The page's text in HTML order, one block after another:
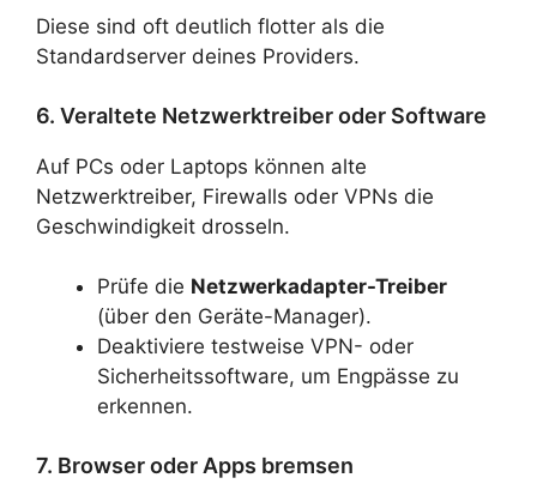
Diese sind oft deutlich flotter als die
Standardserver deines Providers.
6. Veraltete Netzwerktreiber oder Software
Auf PCs oder Laptops können alte
Netzwerktreiber, Firewalls oder VPNs die
Geschwindigkeit drosseln.
Prüfe die Netzwerkadapter-Treiber
(über den Geräte-Manager).
Deaktiviere testweise VPN- oder
Sicherheitssoftware, um Engpässe zu
erkennen.
7. Browser oder Apps bremsen